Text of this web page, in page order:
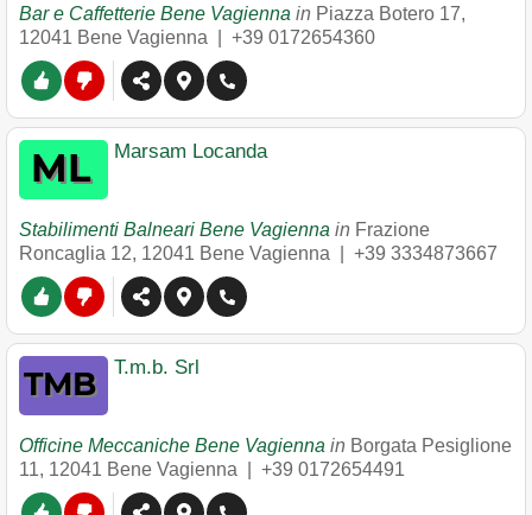
Bar e Caffetterie Bene Vagienna in Piazza Botero 17,
12041 Bene Vagienna +39 0172654360
Marsam Locanda
Stabilimenti Balneari Bene Vagienna in Frazione
Roncaglia 12, 12041 Bene Vagienna +39 3334873667
T.m.b. Srl
Officine Meccaniche Bene Vagienna in Borgata Pesiglione
11, 12041 Bene Vagienna +39 0172654491